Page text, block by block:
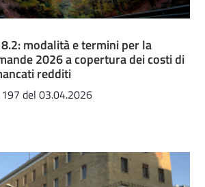
modalità e termini per la
2026 a copertura dei costi di
redditi
del 03.04.2026